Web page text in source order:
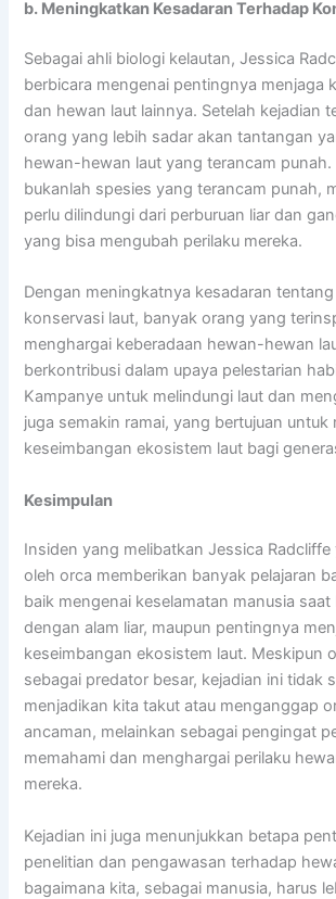
b. Meningkatkan Kesadaran Terhadap
Sebagai ahli biologi kelautan, Jessica
berbicara mengenai pentingnya menjaga
dan hewan laut lainnya. Setelah kejadian
orang yang lebih sadar akan tantangan
hewan-hewan laut yang terancam
bukanlah spesies yang terancam punah,
perlu dilindungi dari perburuan liar dan
yang bisa mengubah perilaku mereka.
Dengan meningkatnya kesadaran
konservasi laut, banyak orang yang
menghargai keberadaan hewan-hewan
berkontribusi dalam upaya pelestarian
Kampanye untuk melindungi laut dan
juga semakin ramai, yang bertujuan untuk
keseimbangan ekosistem laut bagi
Kesimpulan
Insiden yang melibatkan Jessica
oleh orca memberikan banyak pelajaran
baik mengenai keselamatan manusia
dengan alam liar, maupun pentingnya
keseimbangan ekosistem laut. Meskipun
sebagai predator besar, kejadian ini tidak
menjadikan kita takut atau menganggap
ancaman, melainkan sebagai pengingat
memahami dan menghargai perilaku
mereka.
Kejadian ini juga menunjukkan betapa
penelitian dan pengawasan terhadap
bagaimana kita, sebagai manusia, harus